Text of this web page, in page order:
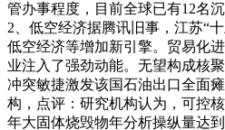
管办事程度，目前全球已有12名
2、低空经济据腾讯旧事，江苏“
低空经济等增加新引擎。贸易化
业注入了强劲动能。无望构成核
冲突敏捷激发该国石油出口全面
构，点评：研究机构认为，可控
年大固体烧毁物年分析操纵量达